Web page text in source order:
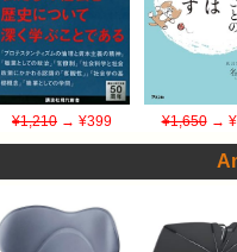
¥1,210 → ¥399 ¥1,650→